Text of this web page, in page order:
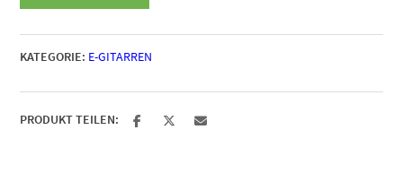
Menge
KATEGORIE: E-GITARREN
PRODUKT TEILEN: